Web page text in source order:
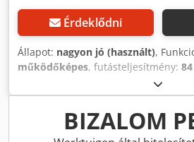
Érdeklődni
Állapot: nagyon jó (használt),
működőképes, futásteljesítmény:
05/2014,
tengely, szín:fehér, vezetőfülke:
hajtástípus:automata , Gyártási év:
ABS, légzsák , ISUZU P75 billenő
BIZALOM